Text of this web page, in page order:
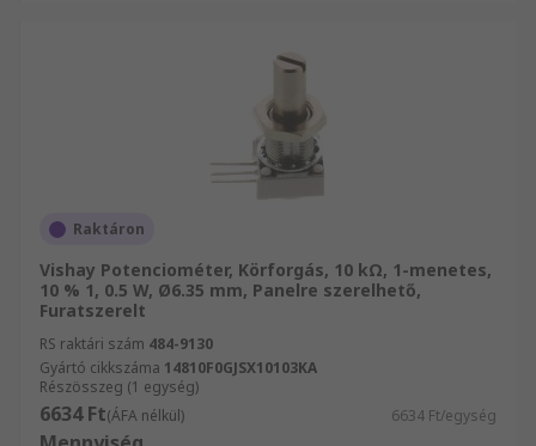
Raktáron
Vishay Potenciométer, Körforgás, 10 kΩ, 1-menetes,
10 % 1, 0.5 W, Ø6.35 mm, Panelre szerelhető,
Furatszerelt
RS raktári szám 484-9130
Gyártó cikkszáma 14810F0GJSX10103KA
Részösszeg (1 egység)
6634 Ft(ÁFA nélkül) 6634 Ft/egység